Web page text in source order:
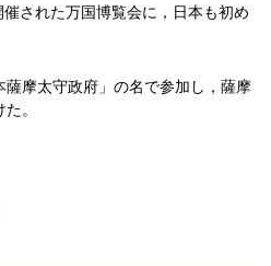
された万国博覧会に，日本も初め
薩摩太守政府」の名で参加し，薩摩
。